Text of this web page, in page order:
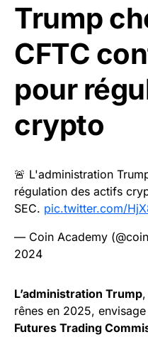
Trump
CFTC
pour
crypto
🚨 L'administration
régulation des actifs
SEC. pic.twitter.com/
— Coin Academy
2024
L’administration Trump
rênes en 2025,
Futures Trading